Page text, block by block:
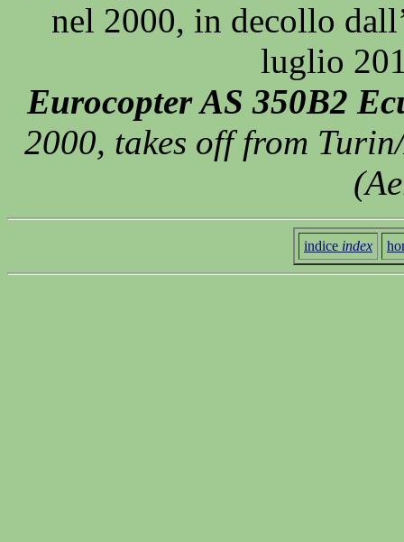
nel 2000, in decollo
luglio
Eurocopter AS 350B2
2000, takes off from
indice index